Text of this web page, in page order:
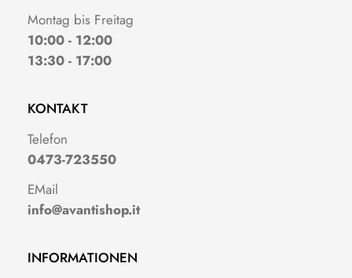
Montag bis Freitag
10:00 - 12:00
13:30 - 17:00
KONTAKT
Telefon
0473-723550
EMail
info@avantishop.it
INFORMATIONEN